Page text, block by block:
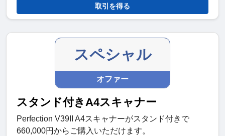
取引を得る
スペシャル
オファー
スタンド付きA4スキャナー
Perfection V39II A4スキャナーがスタンド付きで
660,000円からご購入いただけます。